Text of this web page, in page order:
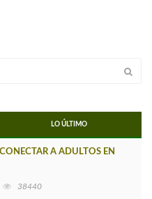
LO ÚLTIMO
A ADULTOS EN
38440